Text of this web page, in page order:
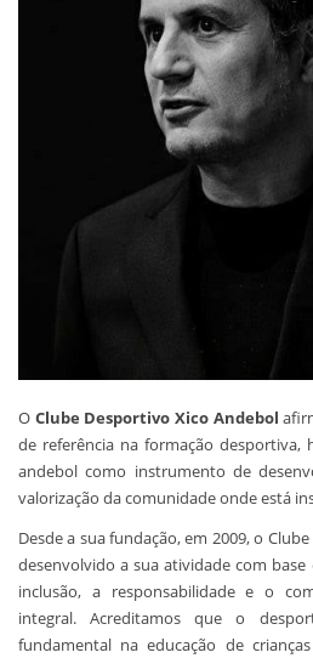
O Clube Desportivo Xico Andebol
de referência na formação desportiva,
andebol como instrumento de
valorização da comunidade onde está
Desde a sua fundação, em 2009, o
desenvolvido a sua atividade com
inclusão, a responsabilidade e o
integral. Acreditamos que o
fundamental na educação de